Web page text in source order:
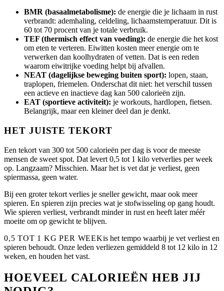
BMR (basaalmetabolisme): de energie die je lichaam in rust
verbrandt: ademhaling, celdeling, lichaamstemperatuur. Dit is
60 tot 70 procent van je totale verbruik.
TEF (thermisch effect van voeding): de energie die het kost
om eten te verteren. Eiwitten kosten meer energie om te
verwerken dan koolhydraten of vetten. Dat is een reden
waarom eiwitrijke voeding helpt bij afvallen.
NEAT (dagelijkse beweging buiten sport): lopen, staan,
traplopen, friemelen. Onderschat dit niet: het verschil tussen
een actieve en inactieve dag kan 500 calorieën zijn.
EAT (sportieve activiteit): je workouts, hardlopen, fietsen.
Belangrijk, maar een kleiner deel dan je denkt.
HET JUISTE TEKORT
Een tekort van 300 tot 500 calorieën per dag is voor de meeste
mensen de sweet spot. Dat levert 0,5 tot 1 kilo vetverlies per week
op. Langzaam? Misschien. Maar het is vet dat je verliest, geen
spiermassa, geen water.
Bij een groter tekort verlies je sneller gewicht, maar ook meer
spieren. En spieren zijn precies wat je stofwisseling op gang houdt.
Wie spieren verliest, verbrandt minder in rust en heeft later méér
moeite om op gewicht te blijven.
0,5 TOT 1 KG PER WEEKis het tempo waarbij je vet verliest en
spieren behoudt. Onze leden verliezen gemiddeld 8 tot 12 kilo in 12
weken, en houden het vast.
HOEVEEL CALORIEËN HEB JIJ